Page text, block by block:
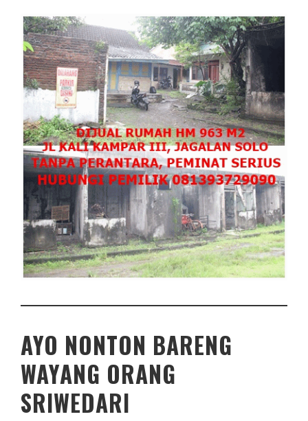
AYO NONTON BARENG
WAYANG ORANG
SRIWEDARI